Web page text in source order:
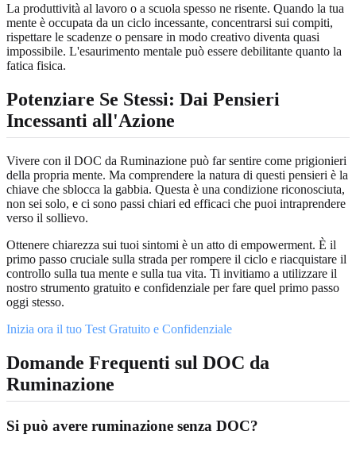
La produttività al lavoro o a scuola spesso ne risente. Quando la tua
mente è occupata da un ciclo incessante, concentrarsi sui compiti,
rispettare le scadenze o pensare in modo creativo diventa quasi
impossibile. L'esaurimento mentale può essere debilitante quanto la
fatica fisica.
Potenziare Se Stessi: Dai Pensieri
Incessanti all'Azione
Vivere con il DOC da Ruminazione può far sentire come prigionieri
della propria mente. Ma comprendere la natura di questi pensieri è la
chiave che sblocca la gabbia. Questa è una condizione riconosciuta,
non sei solo, e ci sono passi chiari ed efficaci che puoi intraprendere
verso il sollievo.
Ottenere chiarezza sui tuoi sintomi è un atto di empowerment. È il
primo passo cruciale sulla strada per rompere il ciclo e riacquistare il
controllo sulla tua mente e sulla tua vita. Ti invitiamo a utilizzare il
nostro strumento gratuito e confidenziale per fare quel primo passo
oggi stesso.
Inizia ora il tuo Test Gratuito e Confidenziale
Domande Frequenti sul DOC da
Ruminazione
Si può avere ruminazione senza DOC?